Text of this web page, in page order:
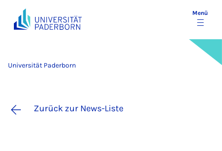
Menü
Universität Paderborn
Zurück zur News-Liste